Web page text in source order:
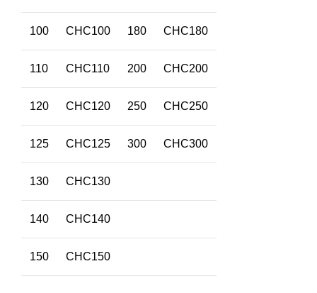
100 CHC100 180 CHC180
110 CHC110 200 CHC200
120 CHC120 250 CHC250
125 CHC125 300 CHC300
130 CHC130
140 CHC140
150 CHC150